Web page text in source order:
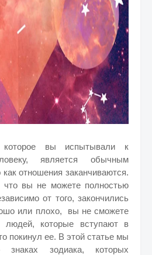
которое вы испытывали к
является обычным
отношения заканчиваются.
что вы не можете полностью
от того, закончились
или плохо, вы не сможете
людей, которые вступают в
покинул ее. В этой статье мы
зодиака, которых